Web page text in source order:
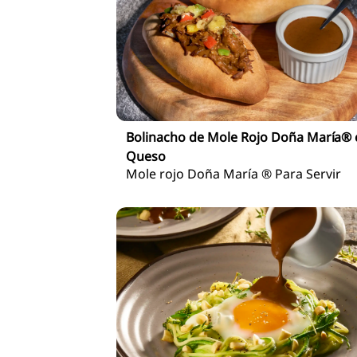
Bolinacho de Mole Rojo Doña María®
Queso
Mole rojo Doña María ® Para Servir